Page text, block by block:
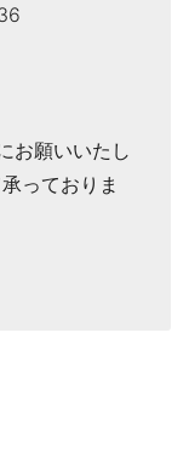
お願いいたし
っておりま